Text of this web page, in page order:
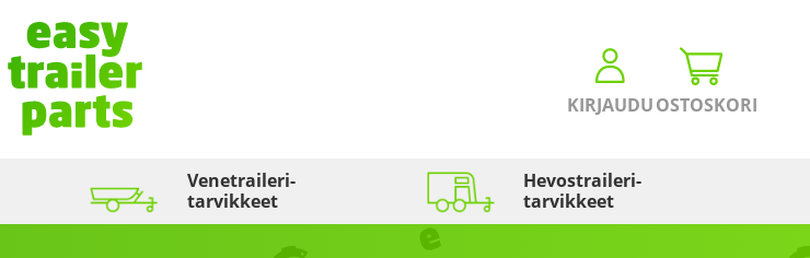
KIRJAUDUOSTOSKORI
Venetraileri­
tarvikkeet
Hevostraileri­
tarvikkeet